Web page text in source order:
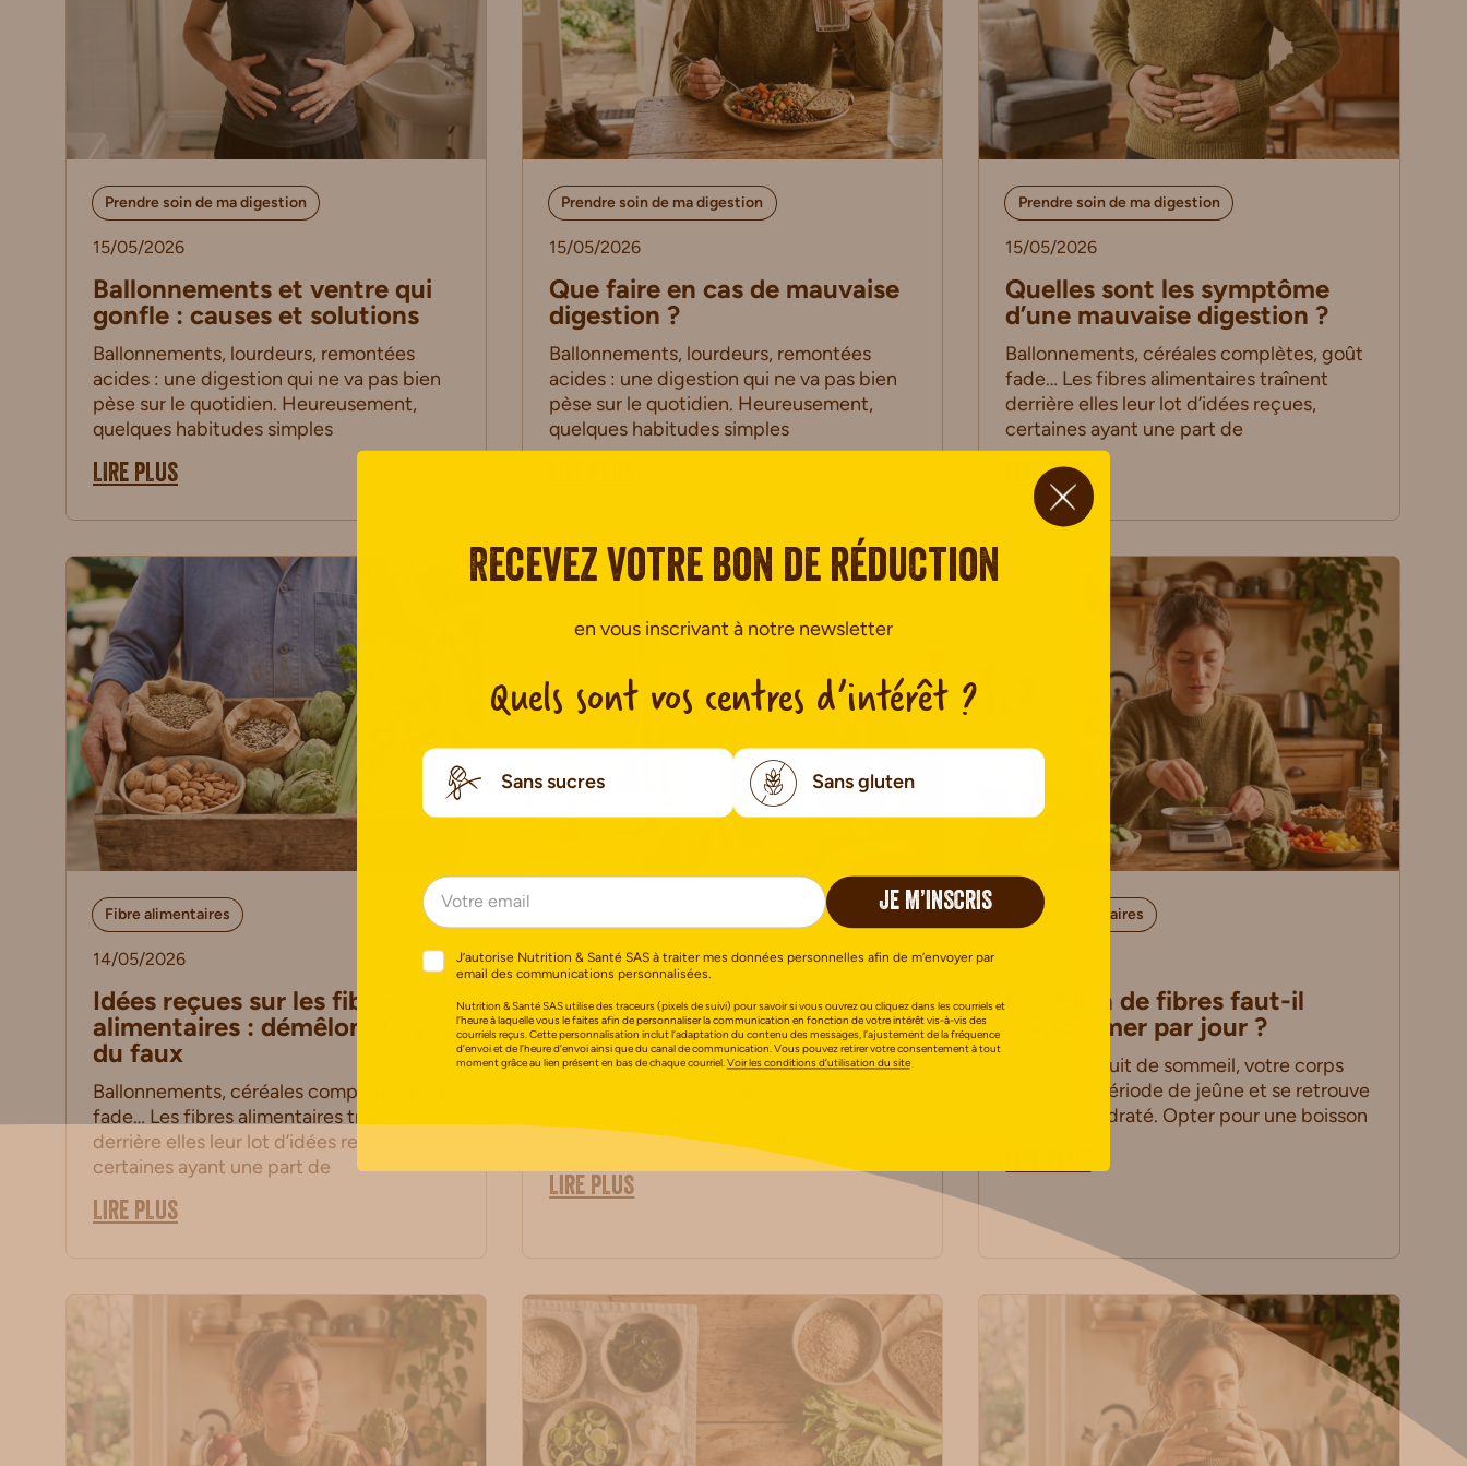
Prendre soin de ma digestion
15/05/2026
Ballonnements et ventre qui
gonfle : causes et solutions
Ballonnements, lourdeurs, remontées
acides : une digestion qui ne va pas bien
pèse sur le quotidien. Heureusement,
quelques habitudes simples
LIRE PLUS
Prendre soin de ma digestion
15/05/2026
Que faire en cas de mauvaise
digestion ?
Ballonnements, lourdeurs, remontées
acides : une digestion qui ne va pas bien
pèse sur le quotidien. Heureusement,
quelques habitudes simples
Prendre soin de ma digestion
15/05/2026
Quelles sont les symptôme
d’une mauvaise digestion ?
Ballonnements, céréales complètes, goût
fade… Les fibres alimentaires traînent
derrière elles leur lot d’idées reçues,
certaines ayant une part de
LIRE PLUS
Fibre alimentaires
14/05/2026
Idées reçues sur les fibres
alimentaires : démêlons le vrai
du faux
Ballonnements, céréales complètes, goût
fade… Les fibres alimentaires traînent
derrière elles leur lot d’idées reçues,
certaines ayant une part de
LIRE PLUS
14/05/2026
Fibres et microbiote intestinal
: le duo gagnant pour la
digestion
fibres : le microbiote intestinal.
LIRE PLUS
Fibre alimentaires
Combien de fibres faut-il
consommer par jour ?
Après une nuit de sommeil, votre corps
sort d’une période de jeûne et se retrouve
donc déshydraté. Opter pour une boisson
Recevez votre bon de réduction
en vous inscrivant à notre newsletter
Quels sont vos centres d’intérêt ?
Sans sucres Sans gluten
JE M’INSCRIS
J’autorise Nutrition & Santé SAS à traiter mes données personnelles afin de m’envoyer par
email des communications personnalisées.
Nutrition & Santé SAS utilise des traceurs (pixels de suivi) pour savoir si vous ouvrez ou cliquez dans les courriels et
l’heure à laquelle vous le faites afin de personnaliser la communication en fonction de votre intérêt vis-à-vis des
courriels reçus. Cette personnalisation inclut l’adaptation du contenu des messages, l’ajustement de la fréquence
d’envoi et de l’heure d’envoi ainsi que du canal de communication. Vous pouvez retirer votre consentement à tout
moment grâce au lien présent en bas de chaque courriel.Voir les conditions d’utilisation du site